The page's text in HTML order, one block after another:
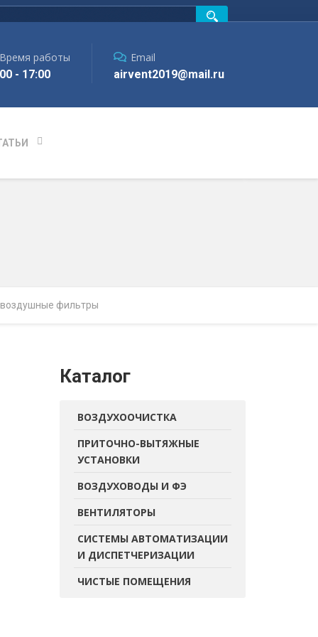
Время работы
- 17:00
Email
airvent2019@mail.ru
фильтры
Каталог
ВОЗДУХООЧИСТКА
ПРИТОЧНО-ВЫТЯЖНЫЕ
УСТАНОВКИ
ВОЗДУХОВОДЫ И ФЭ
ВЕНТИЛЯТОРЫ
СИСТЕМЫ АВТОМАТИЗАЦИИ
И ДИСПЕТЧЕРИЗАЦИИ
ЧИСТЫЕ ПОМЕЩЕНИЯ